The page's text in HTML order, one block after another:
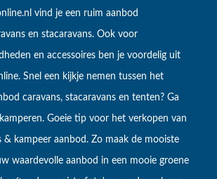
vind je een ruim aanbod
en stacaravans. Ook voor
en accessoires ben je voordelig uit
Snel een kijkje nemen tussen het
caravans, stacaravans en tenten? Ga
Goeie tip voor het verkopen van
& kampeer aanbod. Zo maak de mooiste
waardevolle aanbod in een mooie groene